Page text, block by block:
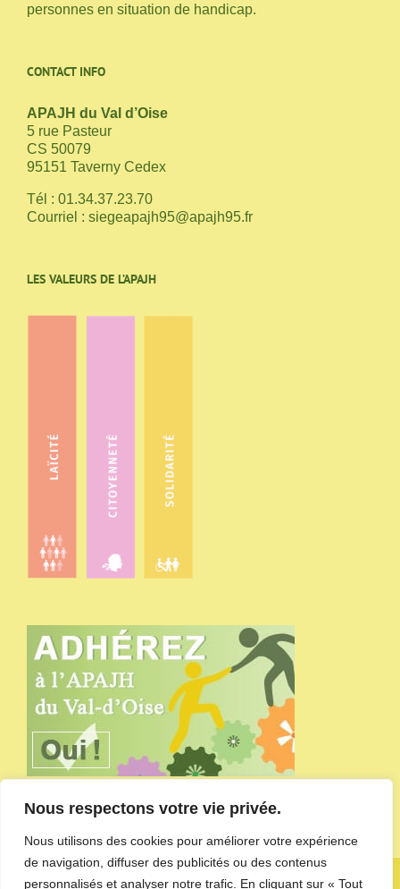
Nous respectons votre vie privée.
Nous utilisons des cookies pour améliorer votre expérience
de navigation, diffuser des publicités ou des contenus
personnalisés et analyser notre trafic. En cliquant sur « Tout
personnes en situation de handicap.
CONTACT INFO
APAJH du Val d’Oise
5 rue Pasteur
CS 50079
95151 Taverny Cedex
Tél : 01.34.37.23.70
Courriel : siegeapajh95@apajh95.fr
LES VALEURS DE L’APAJH
Copyright APAJH du Val-d'Oise - site administré parl'agence de